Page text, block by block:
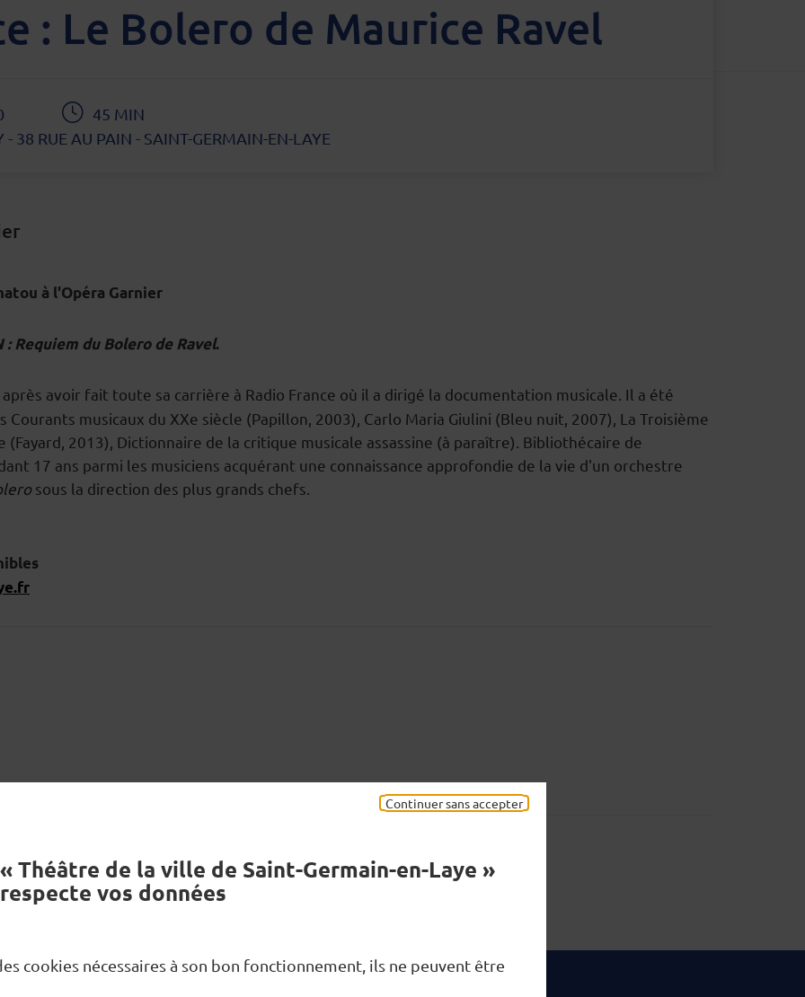
Continuer sans accepter
« Théâtre de la ville de Saint-Germain-en-Laye »
respecte vos données
cookies nécessaires à son bon fonctionnement, ils ne peuvent être
: Le Bolero de Maurice Ravel
45 MIN
38 RUE AU PAIN - SAINT-GERMAIN-EN-LAYE
à l'Opéra Garnier
: Requiem du Bolero de Ravel.
avoir fait toute sa carrière à Radio France où il a dirigé la documentation musicale. Il a été
musicaux du XXe siècle (Papillon, 2003), Carlo Maria Giulini (Bleu nuit, 2007), La Troisième
2013), Dictionnaire de la critique musicale assassine (à paraître). Bibliothécaire de
17 ans parmi les musiciens acquérant une connaissance approfondie de la vie d'un orchestre
sous la direction des plus grands chefs.
Envoyer